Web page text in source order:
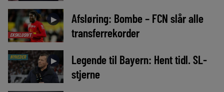
EKSKLUSIVT
►
Afsløring: Bombe – FCN slår alle
transferrekorder
NYHEDER ►
Legende til Bayern: Hent tidl. SL-
stjerne